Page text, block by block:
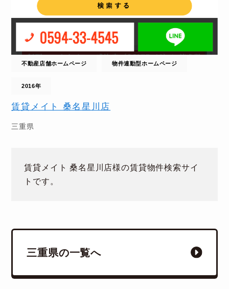
不動産店舗ホームページ 物件連動型ホームページ
2016年
賃貸メイト 桑名星川店
三重県
賃貸メイト 桑名星川店様の賃貸物件検索サイ
トです。
三重県の一覧へ